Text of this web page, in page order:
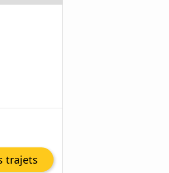
trajets